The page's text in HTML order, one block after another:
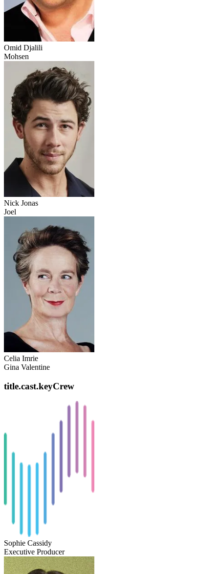
Omid Djalili
Mohsen
Nick Jonas
Joel
Celia Imrie
Gina Valentine
title.cast.keyCrew
Sophie Cassidy
Executive Producer